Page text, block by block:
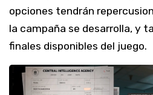
opciones tendrán
la campaña se desarrolla, y
finales disponibles del juego.